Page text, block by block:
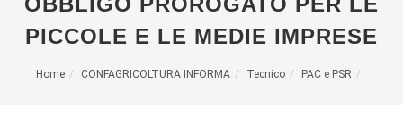
PICCOLE E LE MEDIE IMPRESE
Home CONFAGRICOLTURA INFORMA Tecnico PAC e PSR